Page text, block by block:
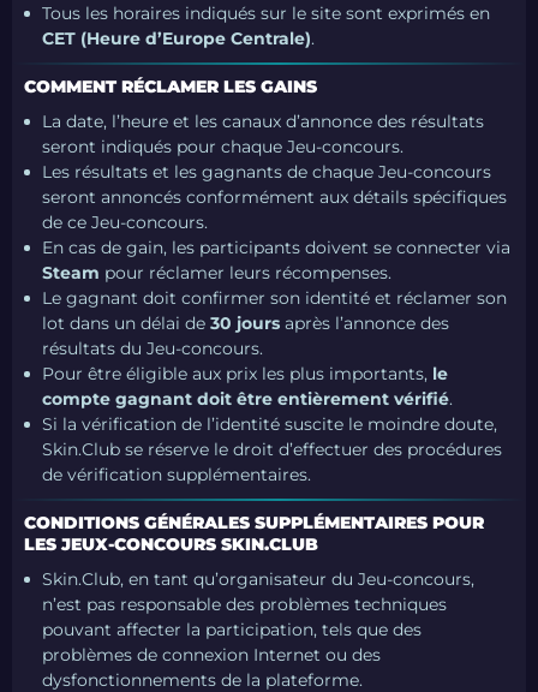
Tous les horaires indiqués sur le site sont exprimés en
CET (Heure d’Europe Centrale).
COMMENT RÉCLAMER LES GAINS
La date, l’heure et les canaux d’annonce des résultats
seront indiqués pour chaque Jeu-concours.
Les résultats et les gagnants de chaque Jeu-concours
seront annoncés conformément aux détails spécifiques
de ce Jeu-concours.
En cas de gain, les participants doivent se connecter via
Steam pour réclamer leurs récompenses.
Le gagnant doit confirmer son identité et réclamer son
lot dans un délai de 30 jours après l’annonce des
résultats du Jeu-concours.
Pour être éligible aux prix les plus importants, le
compte gagnant doit être entièrement vérifié.
Si la vérification de l’identité suscite le moindre doute,
Skin.Club se réserve le droit d’effectuer des procédures
de vérification supplémentaires.
CONDITIONS GÉNÉRALES SUPPLÉMENTAIRES POUR
LES JEUX-CONCOURS SKIN.CLUB
Skin.Club, en tant qu’organisateur du Jeu-concours,
n’est pas responsable des problèmes techniques
pouvant affecter la participation, tels que des
problèmes de connexion Internet ou des
dysfonctionnements de la plateforme.